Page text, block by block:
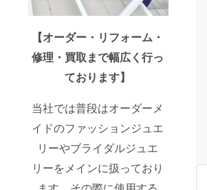
【オーダー・リフォーム・
修理・買取まで幅広く行っ
ております】
当社では普段はオーダーメ
イドのファッションジュエ
リーやブライダルジュエ
リーをメインに扱っており